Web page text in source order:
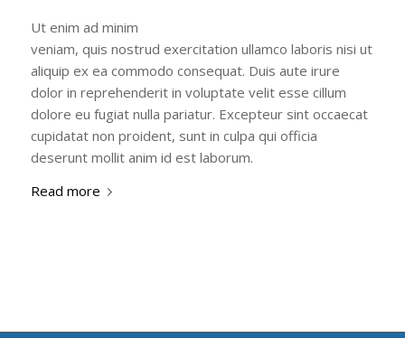
Ut enim ad minim
veniam, quis nostrud exercitation ullamco laboris nisi ut
aliquip ex ea commodo consequat. Duis aute irure
dolor in reprehenderit in voluptate velit esse cillum
dolore eu fugiat nulla pariatur. Excepteur sint occaecat
cupidatat non proident, sunt in culpa qui officia
deserunt mollit anim id est laborum.
Read more